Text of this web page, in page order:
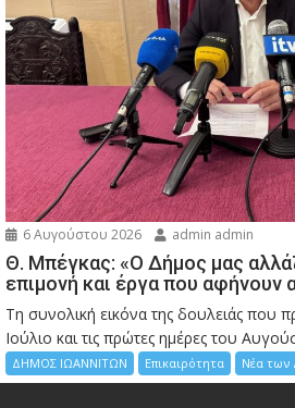
6 Αυγούστου 2026 admin admin
Θ. Μπέγκας: «Ο Δήμος μας
επιμονή και έργα που αφήνουν
Τη συνολική εικόνα της δουλειάς που
Ιούλιο και τις πρώτες ημέρες του
ΔΗΜΟΣ ΙΩΑΝΝΙΤΩΝ Επικαιρότητα Νέα των